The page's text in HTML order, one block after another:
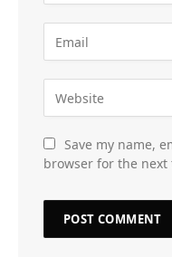
Save my name,
browser for the